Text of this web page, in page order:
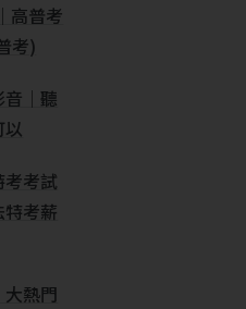
高普考
考)
｜聽
考試
考薪
大熱門